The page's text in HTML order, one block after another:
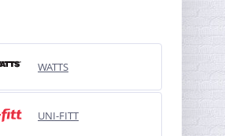
WATTS
UNI-FITT